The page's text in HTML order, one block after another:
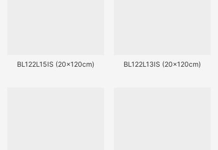
BL122L15IS (20x120cm) BL122L13IS (20x120cm)